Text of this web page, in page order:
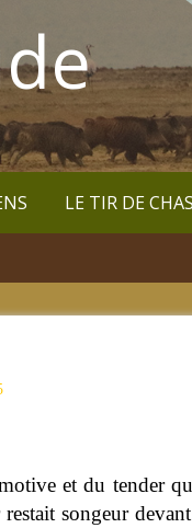
LE TIR DE
et du tender
songeur